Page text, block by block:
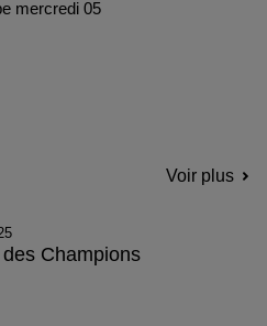
mercredi 05
Voir plus
Champions